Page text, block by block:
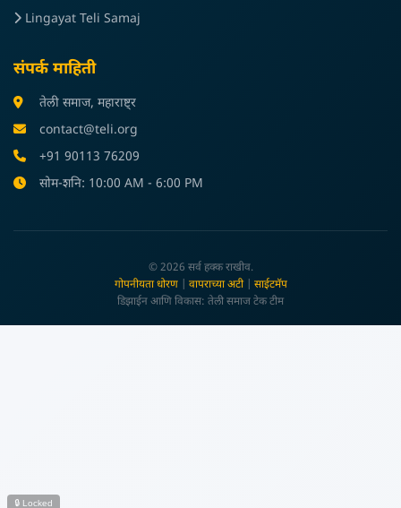
Lingayat Teli Samaj
संपर्क माहिती
तेली समाज, महाराष्ट्र
contact@teli.org
+91 90113 76209
सोम-शनि: 10:00 AM - 6:00 PM
© 2026 सर्व हक्क राखीव.
गोपनीयता धोरण| वापराच्या अटी| साईटमॅप
डिझाईन आणि विकास: तेली समाज टेक टीम
🔒 Locked